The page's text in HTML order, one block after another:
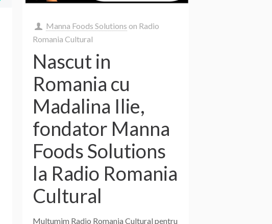
Manna Foods Solutions on Radio
Romania Cultural
Nascut in
Romania cu
Madalina Ilie,
fondator Manna
Foods Solutions
la Radio Romania
Cultural
Multumim Radio Romania Cultural pentru